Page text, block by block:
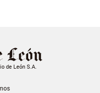
de León S.A.